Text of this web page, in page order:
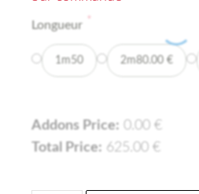
Longueur *
1m50 2m80.00 €
Addons Price: 0.00 €
Total Price: 625.00 €